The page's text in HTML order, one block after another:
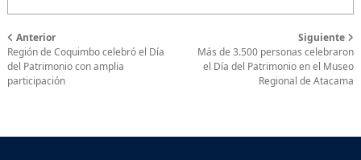
Anterior
Región de Coquimbo celebró el Día
del Patrimonio con amplia
participación
Siguiente
Más de 3.500 personas celebraron
el Día del Patrimonio en el Museo
Regional de Atacama